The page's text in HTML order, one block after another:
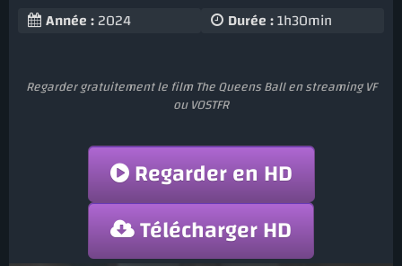
Année :2024 Durée :1h30min
Regarder gratuitement le film The Queens Ball en streaming VF
ou VOSTFR
Regarder en HD
Télécharger HD